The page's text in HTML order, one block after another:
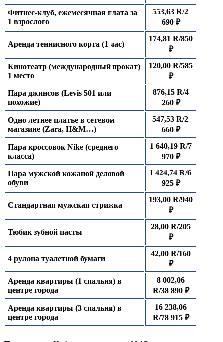
Фитнес-клуб, ежемесячная плата за
1 взрослого
553,63 R/2
690 ₽
Аренда теннисного корта (1 час)
174,81 R/850
₽
Кинотеатр (международный прокат)
1 место
120,00 R/585
₽
Пара джинсов (Levis 501 или
похожие)
876,15 R/4
260 ₽
Одно летнее платье в сетевом
магазине (Zara, H&M…)
547,53 R/2
660 ₽
Пара кроссовок Nike (среднего
класса)
1 640,19 R/7
970 ₽
Пара мужской кожаной деловой
обуви
1 424,74 R/6
925 ₽
Стандартная мужская стрижка
193,00 R/940
₽
Тюбик зубной пасты
28,00 R/205
₽
4 рулона туалетной бумаги
42,00 R/160
₽
Аренда квартиры (1 спальня) в
центре города
8 002,06
R/38 890 ₽
Аренда квартиры (3 спальни) в
центре города
16 238,06
R/78 915 ₽